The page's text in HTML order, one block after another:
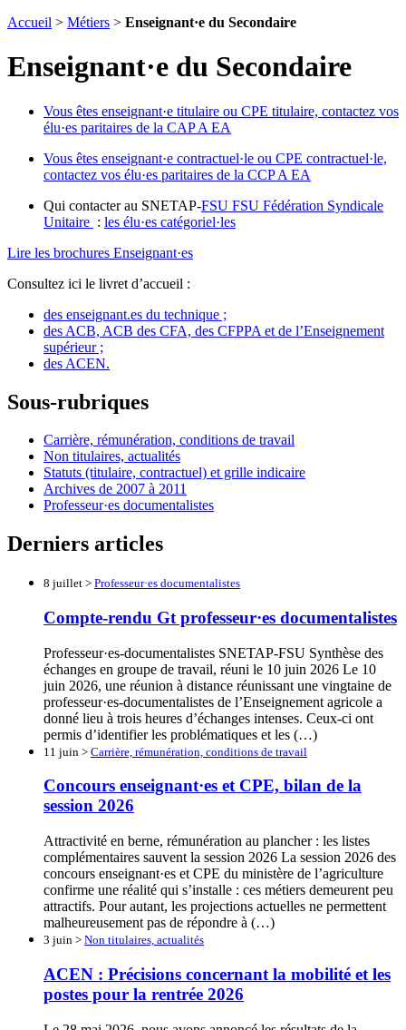
Accueil > Métiers > Enseignant·e du Secondaire
Enseignant·e du Secondaire
Vous êtes enseignant·e titulaire ou CPE titulaire, contactez vos
élu·es paritaires de la CAP A EA
Vous êtes enseignant·e contractuel·le ou CPE contractuel·le,
contactez vos élu·es paritaires de la CCP A EA
Qui contacter au SNETAP-FSU FSU Fédération Syndicale
Unitaire : les élu·es catégoriel·les
Lire les brochures Enseignant·es
Consultez ici le livret d’accueil :
des enseignant.es du technique ;
des ACB, ACB des CFA, des CFPPA et de l’Enseignement
supérieur ;
des ACEN.
Sous-rubriques
Carrière, rémunération, conditions de travail
Non titulaires, actualités
Statuts (titulaire, contractuel) et grille indicaire
Archives de 2007 à 2011
Professeur·es documentalistes
Derniers articles
8 juillet > Professeur·es documentalistes
Compte-rendu Gt professeur·es documentalistes
Professeur·es-documentalistes SNETAP-FSU Synthèse des
échanges en groupe de travail, réuni le 10 juin 2026 Le 10
juin 2026, une réunion à distance réunissant une vingtaine de
professeur·es-documentalistes de l’Enseignement agricole a
donné lieu à trois heures d’échanges intenses. Ceux-ci ont
permis d’identifier les problématiques et les (…)
11 juin > Carrière, rémunération, conditions de travail
Concours enseignant·es et CPE, bilan de la
session 2026
Attractivité en berne, rémunération au plancher : les listes
complémentaires sauvent la session 2026 La session 2026 des
concours enseignant·es et CPE du ministère de l’agriculture
confirme une réalité qui s’installe : ces métiers demeurent peu
attractifs. Pour autant, les projections actuelles ne permettent
malheureusement pas de répondre à (…)
3 juin > Non titulaires, actualités
ACEN : Précisions concernant la mobilité et les
postes pour la rentrée 2026